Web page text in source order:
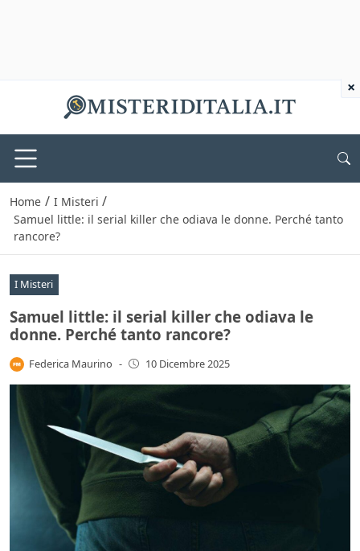
Home / I Misteri /
Samuel little: il serial killer che odiava le donne. Perché tanto
rancore?
I Misteri
Samuel little: il serial killer che odiava le
donne. Perché tanto rancore?
Federica Maurino - 10 Dicembre 2025
×